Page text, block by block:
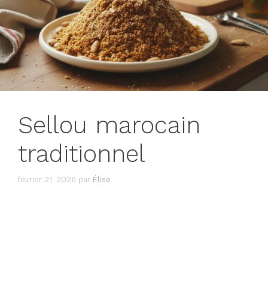
Sellou marocain
traditionnel
février 21, 2026 par Élise